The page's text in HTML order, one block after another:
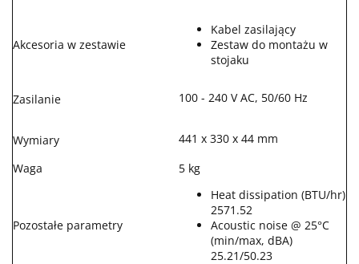
Akcesoria w zestawie
Kabel zasilający
Zestaw do montażu w
stojaku
Zasilanie 100 - 240 V AC, 50/60 Hz
Wymiary
441 x 330 x 44 mm
Waga
5 kg
Pozostałe parametry
Heat dissipation (BTU/hr)
2571.52
Acoustic noise @ 25°C
(min/max, dBA)
25.21/50.23